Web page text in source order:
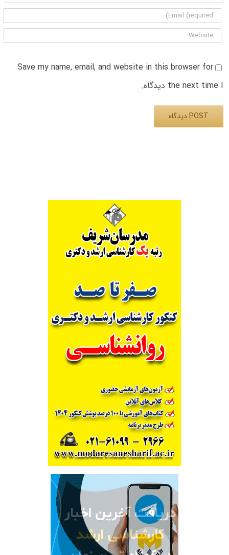
Save my name, email, and website in this browser for
the next time I دیدگاه.